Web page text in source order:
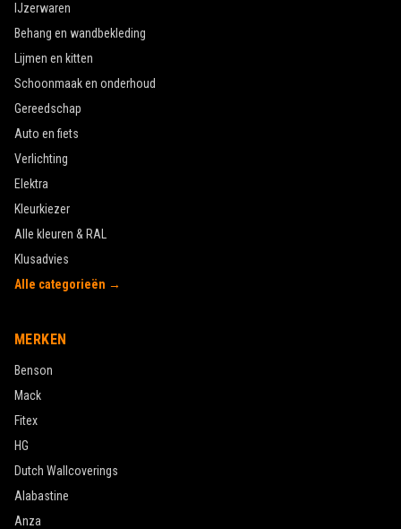
IJzerwaren
Behang en wandbekleding
Lijmen en kitten
Schoonmaak en onderhoud
Gereedschap
Auto en fiets
Verlichting
Elektra
Kleurkiezer
Alle kleuren & RAL
Klusadvies
Alle categorieën →
MERKEN
Benson
Mack
Fitex
HG
Dutch Wallcoverings
Alabastine
Anza